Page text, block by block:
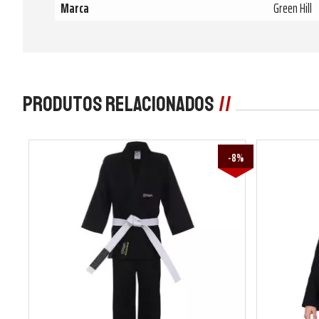
Marca Green Hill
Produtos Relacionados
-8%